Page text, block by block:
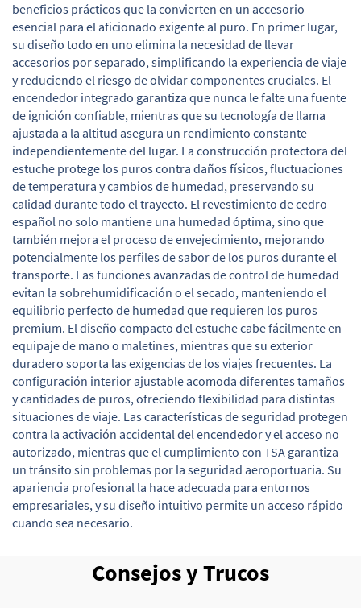
beneficios prácticos que la convierten en un accesorio
esencial para el aficionado exigente al puro. En primer lugar,
su diseño todo en uno elimina la necesidad de llevar
accesorios por separado, simplificando la experiencia de viaje
y reduciendo el riesgo de olvidar componentes cruciales. El
encendedor integrado garantiza que nunca le falte una fuente
de ignición confiable, mientras que su tecnología de llama
ajustada a la altitud asegura un rendimiento constante
independientemente del lugar. La construcción protectora del
estuche protege los puros contra daños físicos, fluctuaciones
de temperatura y cambios de humedad, preservando su
calidad durante todo el trayecto. El revestimiento de cedro
español no solo mantiene una humedad óptima, sino que
también mejora el proceso de envejecimiento, mejorando
potencialmente los perfiles de sabor de los puros durante el
transporte. Las funciones avanzadas de control de humedad
evitan la sobrehumidificación o el secado, manteniendo el
equilibrio perfecto de humedad que requieren los puros
premium. El diseño compacto del estuche cabe fácilmente en
equipaje de mano o maletines, mientras que su exterior
duradero soporta las exigencias de los viajes frecuentes. La
configuración interior ajustable acomoda diferentes tamaños
y cantidades de puros, ofreciendo flexibilidad para distintas
situaciones de viaje. Las características de seguridad protegen
contra la activación accidental del encendedor y el acceso no
autorizado, mientras que el cumplimiento con TSA garantiza
un tránsito sin problemas por la seguridad aeroportuaria. Su
apariencia profesional la hace adecuada para entornos
empresariales, y su diseño intuitivo permite un acceso rápido
cuando sea necesario.
Consejos y Trucos